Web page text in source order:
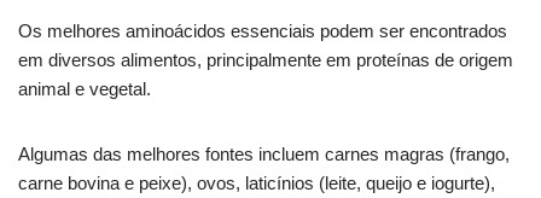
Os melhores aminoácidos essenciais podem ser encontrados
em diversos alimentos, principalmente em proteínas de origem
animal e vegetal.
Algumas das melhores fontes incluem carnes magras (frango,
carne bovina e peixe), ovos, laticínios (leite, queijo e iogurte),